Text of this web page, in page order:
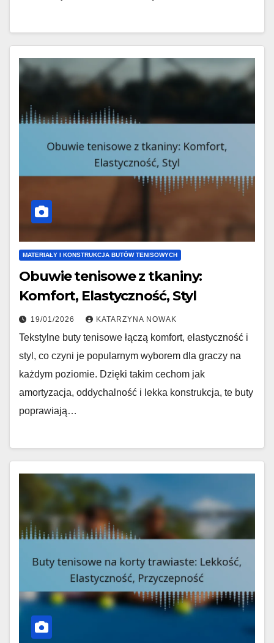
MATERIAŁY I KONSTRUKCJA BUTÓW TENISOWYCH
Obuwie tenisowe z tkaniny:
Komfort, Elastyczność, Styl
19/01/2026 KATARZYNA NOWAK
Tekstylne buty tenisowe łączą komfort, elastyczność i
styl, co czyni je popularnym wyborem dla graczy na
każdym poziomie. Dzięki takim cechom jak
amortyzacja, oddychalność i lekka konstrukcja, te buty
poprawiają…